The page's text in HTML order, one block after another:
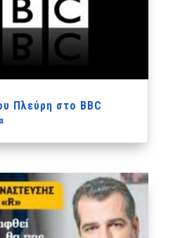
Πλεύρη στο BBC